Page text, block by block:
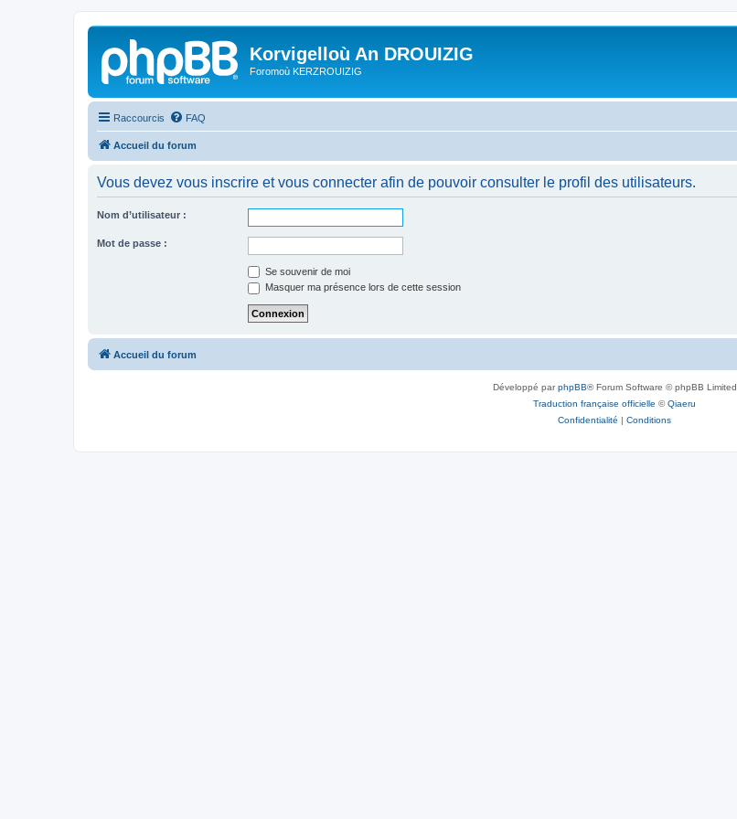
Korvigelloù An DROUIZIG
Foromoù KERZROUIZIG
Raccourcis FAQ
Accueil du forum
Vous devez vous inscrire et vous connecter afin de pouvoir consulter le profil des utilisateurs.
Nom d’utilisateur :
Mot de passe :
Se souvenir de moi
Masquer ma présence lors de cette session
Accueil du forum
Développé parphpBB® Forum Software © phpBB Limited
Traduction française officielle ©Qiaeru
Confidentialité | Conditions